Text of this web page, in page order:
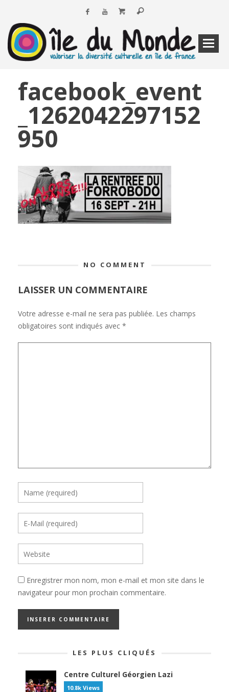
facebook_event
_1262042297152
950
NO COMMENT
LAISSER UN COMMENTAIRE
Votre adresse e-mail ne sera pas publiée. Les champs
obligatoires sont indiqués avec *
Enregistrer mon nom, mon e-mail et mon site dans le
navigateur pour mon prochain commentaire.
LES PLUS CLIQUÉS
Centre Culturel Géorgien Lazi
10.8k Views